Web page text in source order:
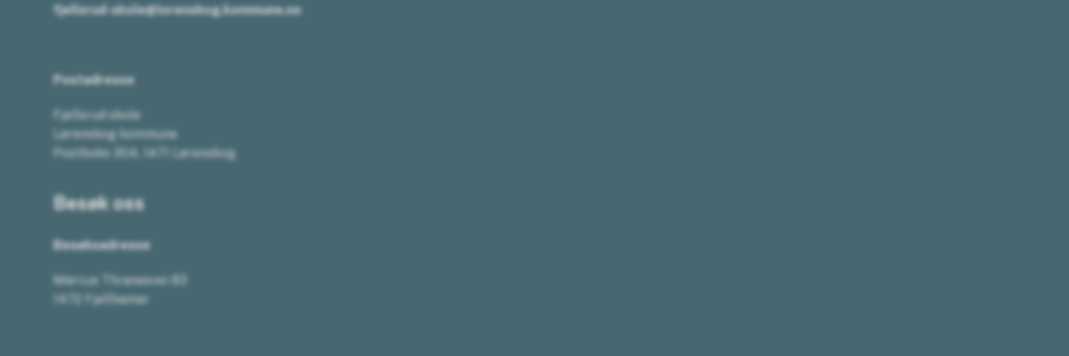
fjellsrud-skole@lorenskog.kommune.no
Postadresse
Fjellsrud skole
Lørenskog kommune
Postboks 304, 1471 Lørenskog
Besøk oss
Besøksadresse
Marcus Thranesvei 83
1472 Fjellhamar